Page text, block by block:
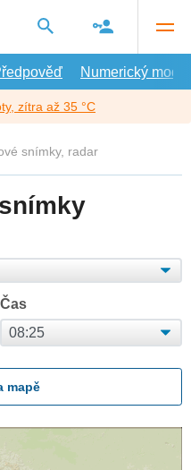
Numerický model
zítra až 35 °C
snímky, radar
Čas
mapě